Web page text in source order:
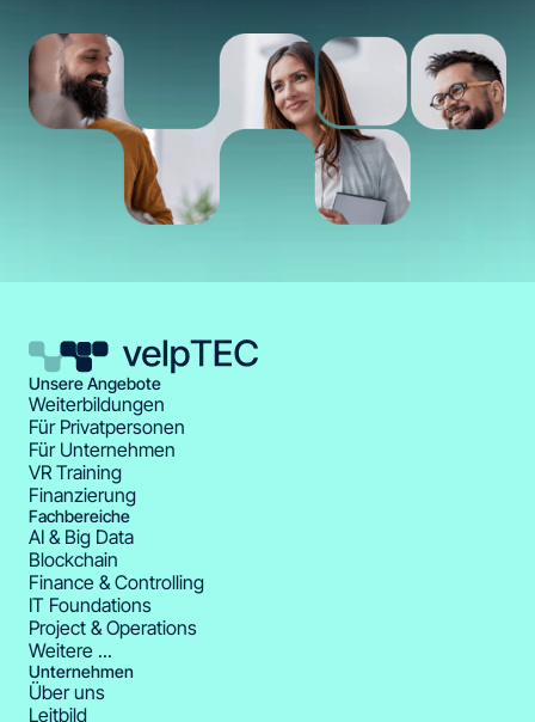
Unsere Angebote
Weiterbildungen
Für Privatpersonen
Für Unternehmen
VR Training
Finanzierung
Fachbereiche
AI & Big Data
Blockchain
Finance & Controlling
IT Foundations
Project & Operations
Weitere ...
Unternehmen
Über uns
Leitbild